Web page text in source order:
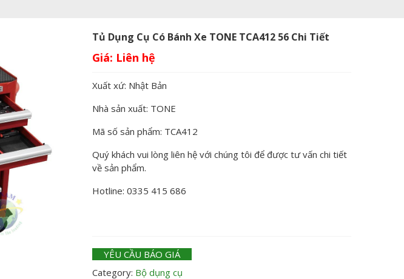
Tủ Dụng Cụ Có Bánh Xe TONE TCA412 56 Chi Tiết
Giá:
Xuất xứ: Nhật Bản
Nhà sản xuất: TONE
Mã số sản phẩm: TCA412
Quý khách vui lòng liên hệ với chúng tôi để được tư vấn chi tiết
về sản phẩm.
Hotline: 0335 415 686
YÊU CẦU BÁO GIÁ
Category: Bộ dụng cụ